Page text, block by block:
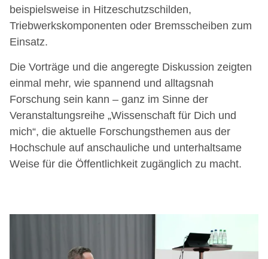
beispielsweise in Hitzeschutzschilden,
Triebwerkskomponenten oder Bremsscheiben zum
Einsatz.
Die Vorträge und die angeregte Diskussion zeigten
einmal mehr, wie spannend und alltagsnah
Forschung sein kann – ganz im Sinne der
Veranstaltungsreihe „Wissenschaft für Dich und
mich“, die aktuelle Forschungsthemen aus der
Hochschule auf anschauliche und unterhaltsame
Weise für die Öffentlichkeit zugänglich zu macht.